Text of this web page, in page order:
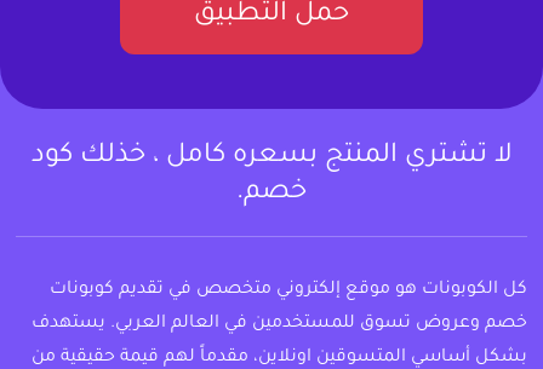
حمل التطبيق
لا تشتري المنتج بسعره كامل ، خذلك كود
خصم.
كل الكوبونات هو موقع إلكتروني متخصص في تقديم كوبونات
خصم وعروض تسوق للمستخدمين في العالم العربي. يستهدف
بشكل أساسي المتسوقين اونلاين، مقدماً لهم قيمة حقيقية من